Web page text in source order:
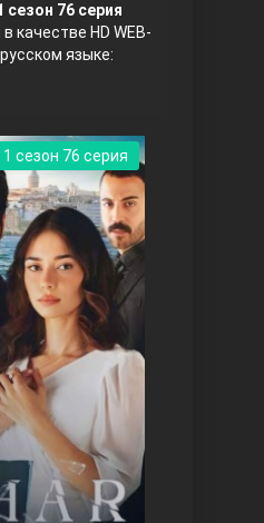
сезон 76 серия
качестве HD WEB-
языке:
1 сезон 76 серия